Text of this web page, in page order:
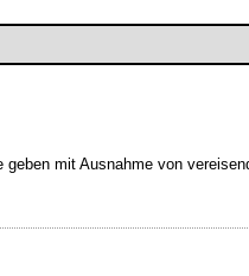
mit Ausnahme von